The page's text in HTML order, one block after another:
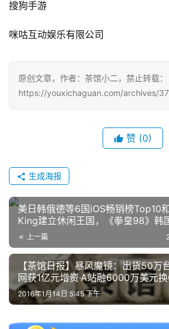
搜狗手游
咪咕互动娱乐有限公司
原创文章，作者：茶馆小二，禁止转载：
https://youxichaguan.com/archives/
赞 (0)
生成海报
美日韩俄德等6国iOS畅销榜Top10
King建立休闲王国，《拳皇98》韩
上一篇
【茶馆日报】暴风魔镜：出货50万
网获1亿元增资·A站融6000万美元
2016年1月14日 5:45 下午